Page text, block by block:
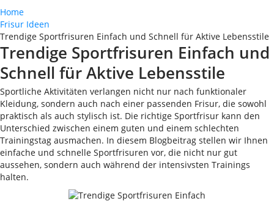
Home
Frisur Ideen
Trendige Sportfrisuren Einfach und Schnell für Aktive Lebensstile
Trendige Sportfrisuren Einfach und
Schnell für Aktive Lebensstile
Sportliche Aktivitäten verlangen nicht nur nach funktionaler
Kleidung, sondern auch nach einer passenden Frisur, die sowohl
praktisch als auch stylisch ist. Die richtige Sportfrisur kann den
Unterschied zwischen einem guten und einem schlechten
Trainingstag ausmachen. In diesem Blogbeitrag stellen wir Ihnen
einfache und schnelle Sportfrisuren vor, die nicht nur gut
aussehen, sondern auch während der intensivsten Trainings
halten.